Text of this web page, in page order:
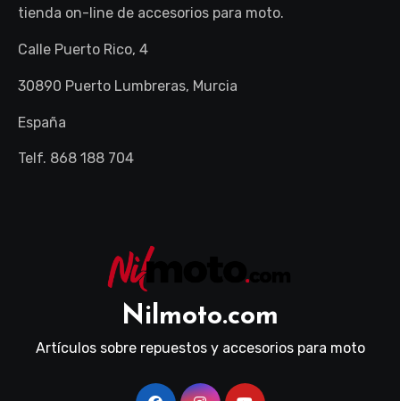
tienda on-line de accesorios para moto.
Calle Puerto Rico, 4
30890 Puerto Lumbreras, Murcia
España
Telf. 868 188 704
Nilmoto.com
Artículos sobre repuestos y accesorios para moto